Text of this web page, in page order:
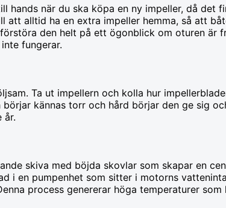
hands när du ska köpa en ny impeller, då det
att alltid ha en extra impeller hemma, så att
den helt på ett ögonblick om oturen är
fungerar.
Ta ut impellern och kolla hur
kännas torr och hård börjar den ge sig
år.
skiva med böjda skovlar som skapar en
i en pumpenhet som sitter i motorns
process genererar höga temperaturer